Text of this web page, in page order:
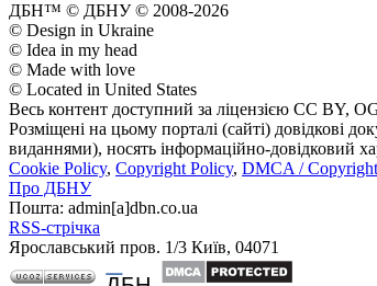
ДБН™ © ДБНУ © 2008-2026
© Design in Ukraine
© Idea in my head
© Made with love
© Located in United States
Весь контент доступний за ліцензією CC BY,
Розміщені на цьому порталі (сайті) довідкові
виданнями), носять інформаційно-довідковий
Cookie Policy, Copyright Policy, DMCA /
Про ДБНУ
Пошта: admin[а]dbn.co.ua
RSS-стрічка
Ярославський пров. 1/3 Київ, 04071